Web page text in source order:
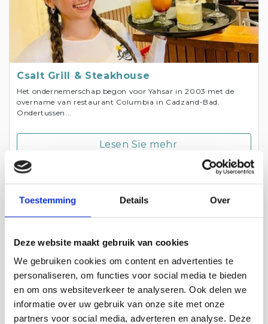
Toestemming Details Over
Deze website maakt gebruik van cookies
We gebruiken cookies om content en advertenties te
personaliseren, om functies voor social media te bieden
en om ons websiteverkeer te analyseren. Ook delen we
informatie over uw gebruik van onze site met onze
partners voor social media, adverteren en analyse. Deze
Csalt Grill & Steakhouse
Het ondernemerschap begon voor Yahsar in 2003 met de
overname van restaurant Columbia in Cadzand-Bad.
Ondertussen...
Lesen Sie mehr